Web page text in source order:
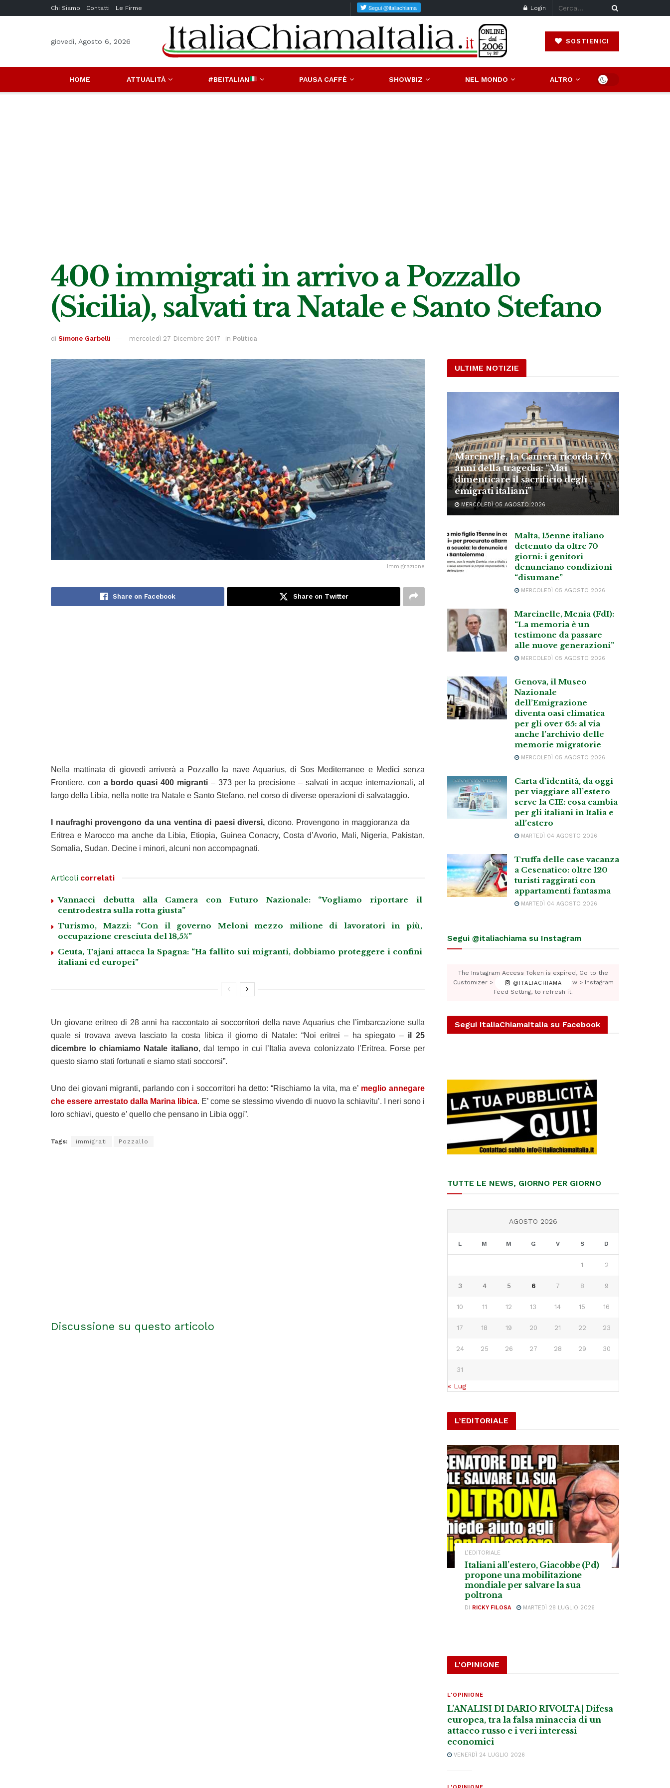
Chi Siamo Contatti Le Firme Login
giovedì, Agosto 6, 2026 SOSTIENICI
HOME ATTUALITÀ #BEITALIAN PAUSA CAFFÈ SHOWBIZ NEL MONDO ALTRO
400 immigrati in arrivo a Pozzallo
(Sicilia), salvati tra Natale e Santo Stefano
di Simone Garbelli mercoledì 27 Dicembre 2017 in Politica
Immigrazione
Share on Facebook Share on Twitter
Nella mattinata di giovedì arriverà a Pozzallo la nave Aquarius, di Sos Mediterranee e Medici senza
Frontiere, con a bordo quasi 400 migranti– 373 per la precisione – salvati in acque internazionali, al
largo della Libia, nella notte tra Natale e Santo Stefano, nel corso di diverse operazioni di salvataggio.
I naufraghi provengono da una ventina di paesi diversi, dicono. Provengono in maggioranza da
Eritrea e Marocco ma anche da Libia, Etiopia, Guinea Conacry, Costa d’Avorio, Mali, Nigeria, Pakistan,
Somalia, Sudan. Decine i minori, alcuni non accompagnati.
Articoli correlati
Vannacci debutta alla Camera con Futuro Nazionale: “Vogliamo riportare il
centrodestra sulla rotta giusta”
Turismo, Mazzi: “Con il governo Meloni mezzo milione di lavoratori in più,
occupazione cresciuta del 18,5%”
Ceuta, Tajani attacca la Spagna: “Ha fallito sui migranti, dobbiamo proteggere i confini
italiani ed europei”
Un giovane eritreo di 28 anni ha raccontato ai soccorritori della nave Aquarius che l’imbarcazione sulla
quale si trovava aveva lasciato la costa libica il giorno di Natale: “Noi eritrei – ha spiegato – il 25
dicembre lo chiamiamo Natale italiano, dal tempo in cui l’Italia aveva colonizzato l’Eritrea. Forse per
questo siamo stati fortunati e siamo stati soccorsi”.
Uno dei giovani migranti, parlando con i soccorritori ha detto: “Rischiamo la vita, ma e’ meglio annegare
che essere arrestato dalla Marina libica. E’ come se stessimo vivendo di nuovo la schiavitu’. I neri sono i
loro schiavi, questo e’ quello che pensano in Libia oggi”.
Tags: immigrati Pozzallo
Discussione su questo articolo
ULTIME NOTIZIE
Marcinelle, la Camera ricorda i 70
anni della tragedia: “Mai
dimenticare il sacrificio degli
emigrati italiani”
MERCOLEDÌ 05 AGOSTO 2026
Malta, 15enne italiano
detenuto da oltre 70
giorni: i genitori
denunciano condizioni
“disumane”
MERCOLEDÌ 05 AGOSTO 2026
Marcinelle, Menia (FdI):
“La memoria è un
testimone da passare
alle nuove generazioni”
MERCOLEDÌ 05 AGOSTO 2026
Genova, il Museo
Nazionale
dell’Emigrazione
diventa oasi climatica
per gli over 65: al via
anche l’archivio delle
memorie migratorie
MERCOLEDÌ 05 AGOSTO 2026
Carta d’identità, da oggi
per viaggiare all’estero
serve la CIE: cosa cambia
per gli italiani in Italia e
all’estero
MARTEDÌ 04 AGOSTO 2026
Truffa delle case vacanza
a Cesenatico: oltre 120
turisti raggirati con
appartamenti fantasma
MARTEDÌ 04 AGOSTO 2026
Segui @italiachiama su Instagram
@ITALIACHIAMA
The Instagram Access Token is expired, Go to the
Customizer > JNews : Social, Like & View > Instagram
Feed Setting, to refresh it.
Segui ItaliaChiamaItalia su Facebook
TUTTE LE NEWS, GIORNO PER GIORNO
AGOSTO 2026
L M M G V S D
1 2
3 4 5 6 7 8 9
10 11 12 13 14 15 16
17 18 19 20 21 22 23
24 25 26 27 28 29 30
31
« Lug
L’EDITORIALE
L’EDITORIALE
Italiani all’estero, Giacobbe (Pd)
propone una mobilitazione
mondiale per salvare la sua
poltrona
DI RICKY FILOSA MARTEDÌ 28 LUGLIO 2026
L'OPINIONE
L'OPINIONE
L’ANALISI DI DARIO RIVOLTA | Difesa
europea, tra la falsa minaccia di un
attacco russo e i veri interessi
economici
VENERDÌ 24 LUGLIO 2026